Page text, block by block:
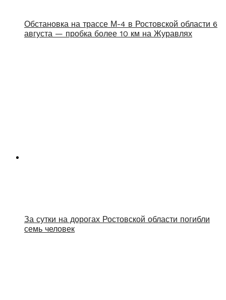
Обстановка на трассе М-4 в Ростовской области 6
августа — пробка более 10 км на Журавлях
За сутки на дорогах Ростовской области погибли
семь человек